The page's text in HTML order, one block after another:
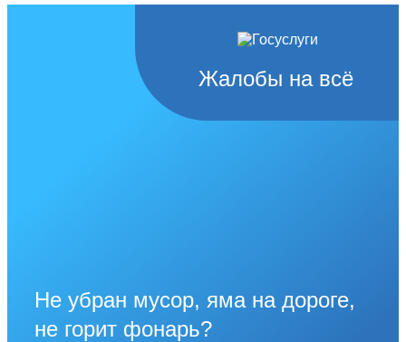
Жалобы на всё
Не убран мусор, яма на дороге,
не горит фонарь?